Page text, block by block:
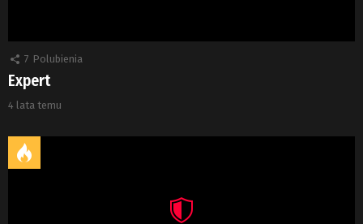
7 Polubienia
Expert
4 lata temu